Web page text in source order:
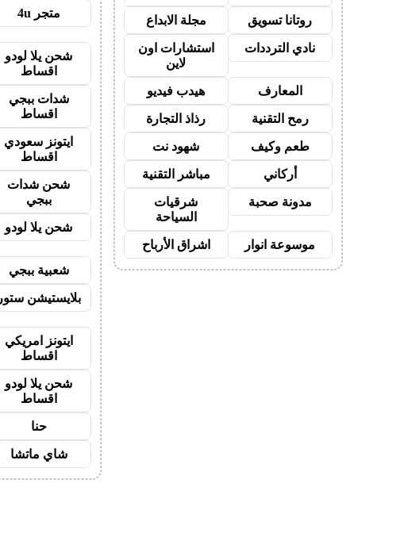
روتانا تسويق مجلة الابداع
نادي الترددات
استشارات اون
لاين
المعارف هيدب فيديو
رمح التقنية رذاذ التجارة
طعم وكيف شهود نت
أركاني مباشر التقنية
مدونة صحبة
شرقيات
السياحة
موسوعة انوار اشراق الأرباح
متجر 4u
شحن يلا لودو
اقساط
شدات ببجي
اقساط
ايتونز سعودي
اقساط
شحن شدات
ببجي
شحن يلا لودو
شعبية ببجي
بلايستيشن ستور
ايتونز امريكي
اقساط
شحن يلا لودو
اقساط
حنا
شاي ماتشا